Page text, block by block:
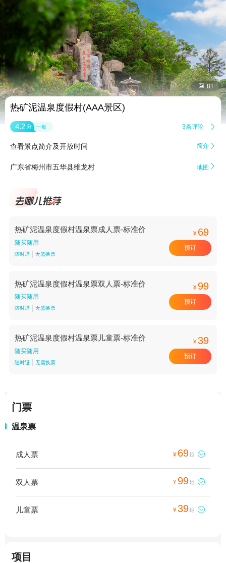
 81
热矿泥温泉度假村(AAA景区)
4.2 分 一般 3条评论 
查看景点简介及开放时间 简介 
广东省梅州市五华县维龙村 地图 
热矿泥温泉度假村温泉票成人票-标准价
随买随用
随时退 无需换票
¥ 69
预订
热矿泥温泉度假村温泉票双人票-标准价
随买随用
随时退 无需换票
¥ 99
预订
热矿泥温泉度假村温泉票儿童票-标准价
随买随用
随时退 无需换票
¥39
预订
门票
温泉票
成人票 ¥ 69起 
双人票 ¥ 99起 
儿童票 ¥39起 
项目
